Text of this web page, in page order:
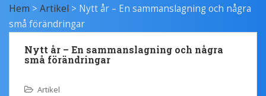
Hem > Artikel > Nytt år – En sammanslagning och några
små förändringar
Nytt år – En sammanslagning och några
små förändringar
Artikel